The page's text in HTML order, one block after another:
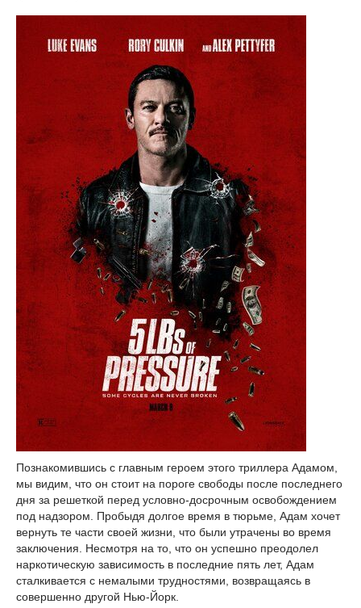
Познакомившись с главным героем этого триллера Адамом,
мы видим, что он стоит на пороге свободы после последнего
дня за решеткой перед условно-досрочным освобождением
под надзором. Пробыдя долгое время в тюрьме, Адам хочет
вернуть те части своей жизни, что были утрачены во время
заключения. Несмотря на то, что он успешно преодолел
наркотическую зависимость в последние пять лет, Адам
сталкивается с немалыми трудностями, возвращаясь в
совершенно другой Нью-Йорк.